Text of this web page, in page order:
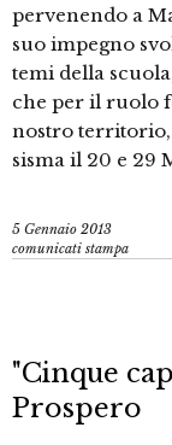
pervenendo a
suo impegno
temi della
che per il ruolo
nostro
sisma il 20 e 29
5 Gennaio 2013
comunicati stampa
"Cinque
Prospero